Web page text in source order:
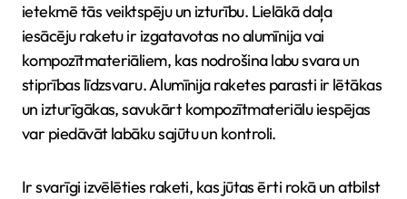
ietekmē tās veiktspēju un izturību. Lielākā daļa
iesācēju raketu ir izgatavotas no alumīnija vai
kompozītmateriāliem, kas nodrošina labu svara un
stiprības līdzsvaru. Alumīnija raketes parasti ir lētākas
un izturīgākas, savukārt kompozītmateriālu iespējas
var piedāvāt labāku sajūtu un kontroli.
Ir svarīgi izvēlēties raketi, kas jūtas ērti rokā un atbilst